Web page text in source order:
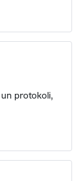
un protokoli,